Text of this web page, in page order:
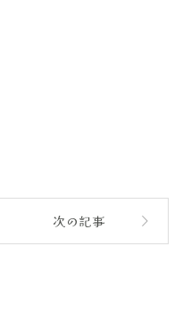
次の記事